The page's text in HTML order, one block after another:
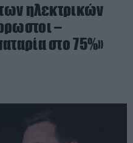
ηλεκτρικών
–
στο 75%»